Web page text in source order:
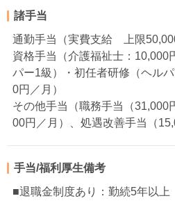
諸手当
通勤手当（実費支給 上限
資格手当（介護福祉士：10,000
パー1級）・初任者研修（ヘル
0円／月）
その他手当（職務手当（31,000
00円／月）、処遇改善手当（
手当/福利厚生備考
■退職金制度あり：勤続5年以上